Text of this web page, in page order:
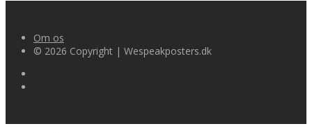
Om os
© 2026 Copyright | Wespeakposters.dk